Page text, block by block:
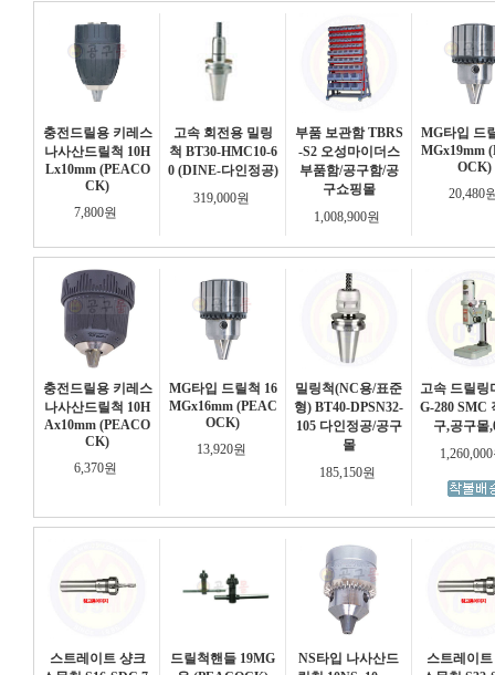
충전드릴용 키레스
나사산드릴척 10H
Lx10mm (PEACO
CK)
7,800원
고속 회전용 밀링
척 BT30-HMC10-6
0 (DINE-다인정공)
319,000원
부품 보관함 TBRS
-S2 오성마이더스
부품함/공구함/공
구쇼핑몰
1,008,900원
MG타입 드
MGx19mm
OCK)
20,480
충전드릴용 키레스
나사산드릴척 10H
Ax10mm (PEACO
CK)
6,370원
MG타입 드릴척 16
MGx16mm (PEAC
OCK)
13,920원
밀링척(NC용/표준
형) BT40-DPSN32-
105 다인정공/공구
몰
185,150원
고속 드릴링
G-280 SMC
구,공구몰
스트레이트 샹크
드릴척핸들 19MG
NS타입 나사산드
스트레이